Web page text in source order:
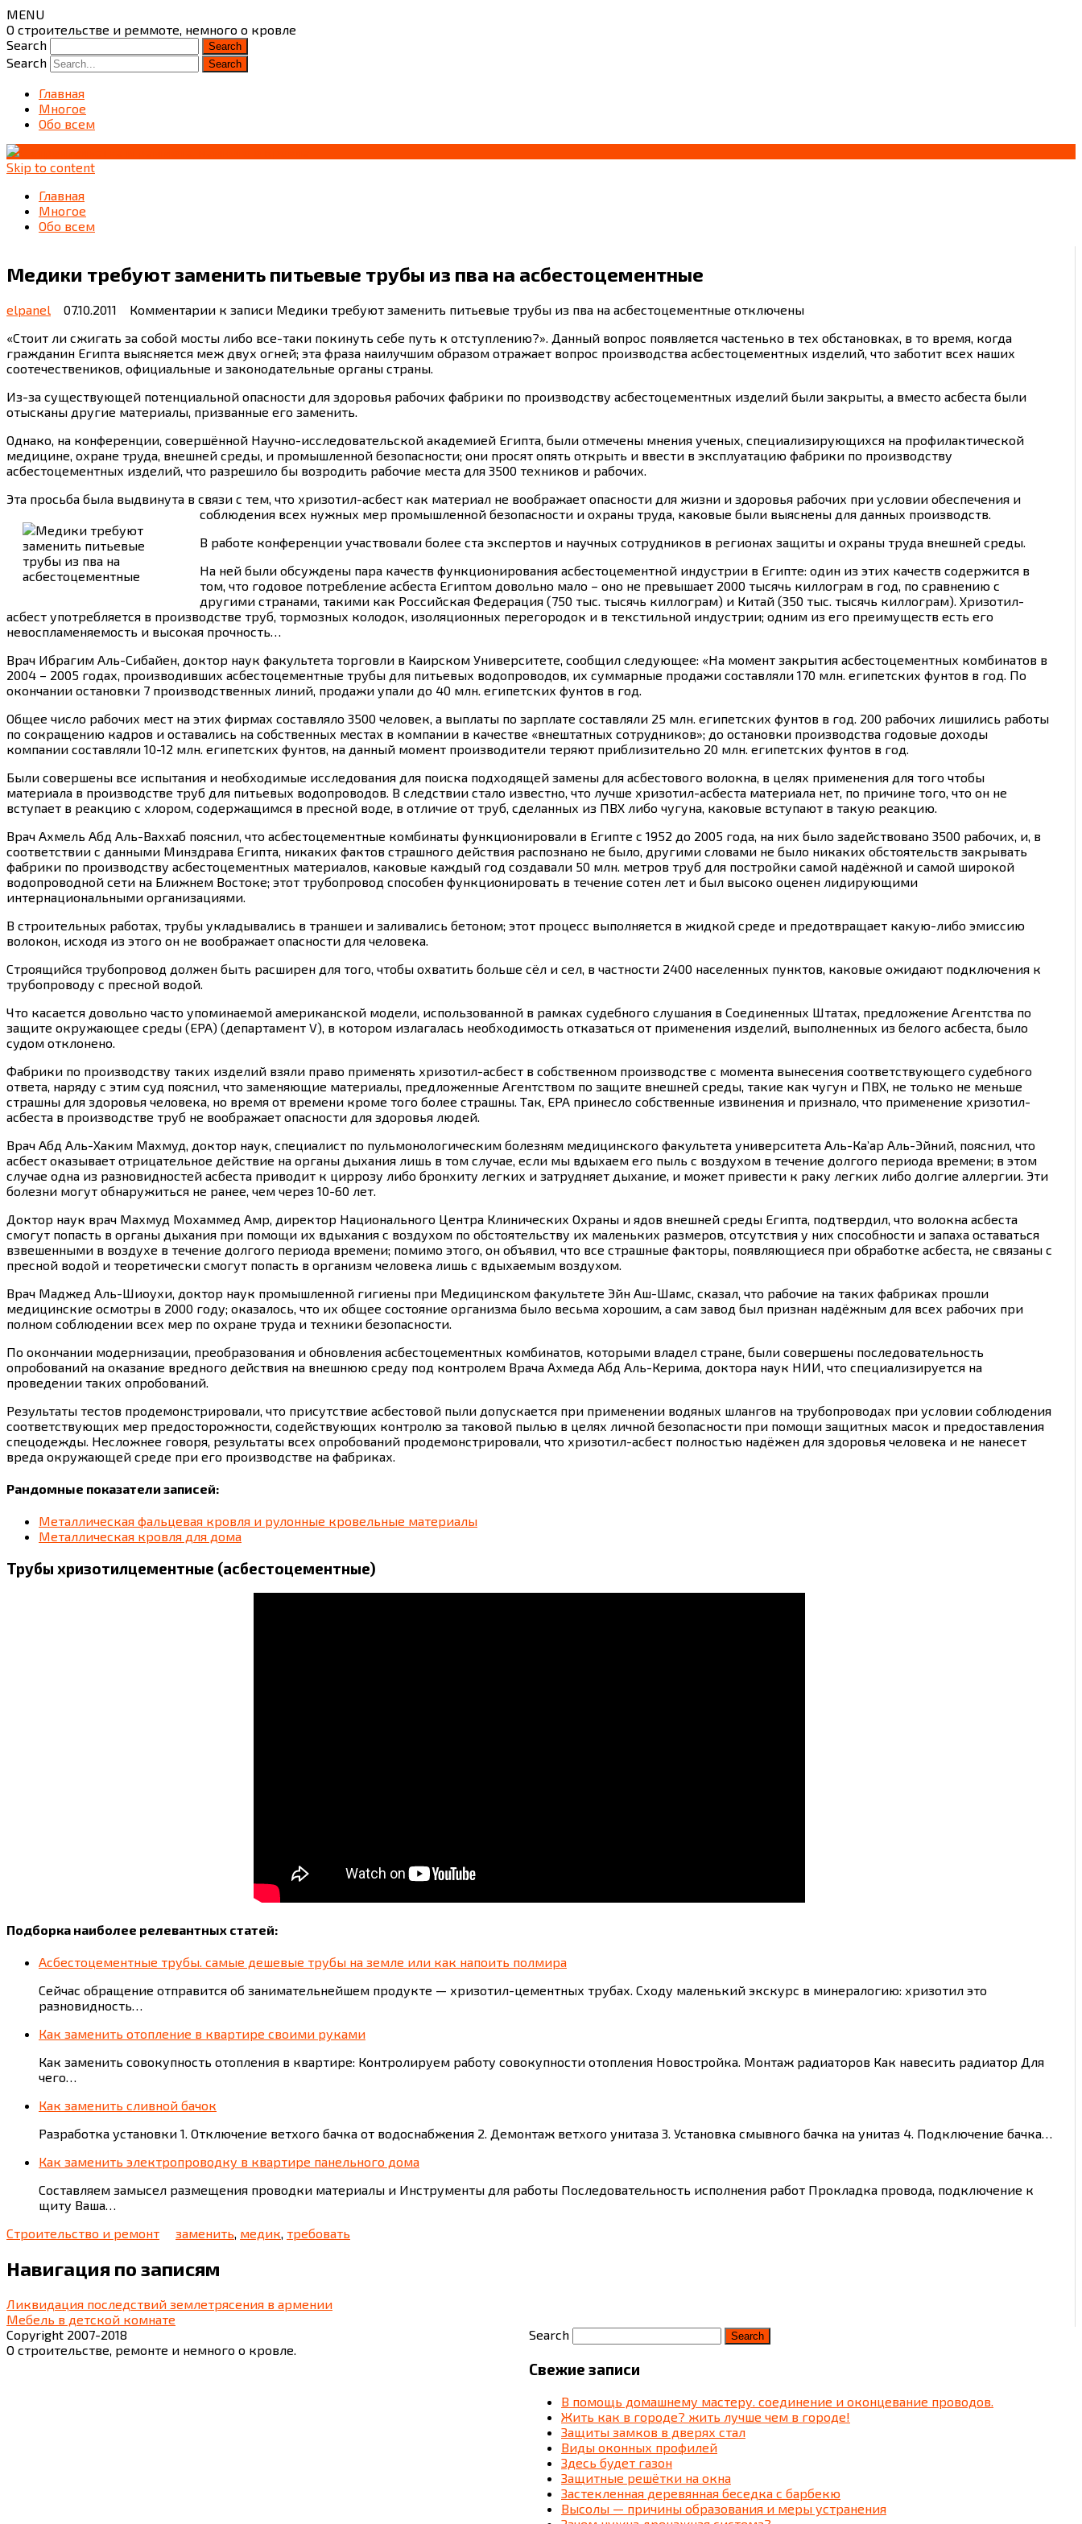
MENU
О строительстве и реммоте, немного о кровле
Search
Search
Главная
Многое
Обо всем
Skip to content
Главная
Многое
Обо всем
Медики требуют заменить питьевые трубы из пва на асбестоцементные
elpanel 07.10.2011 Комментарии к записи Медики требуют заменить питьевые трубы из пва на асбестоцементные отключены
«Стоит ли сжигать за собой мосты либо все-таки покинуть себе путь к отступлению?». Данный вопрос появляется частенько в тех обстановках, в то время, когда
гражданин Египта выясняется меж двух огней; эта фраза наилучшим образом отражает вопрос производства асбестоцементных изделий, что заботит всех наших
соотечествеников, официальные и законодательные органы страны.
Из-за существующей потенциальной опасности для здоровья рабочих фабрики по производству асбестоцементных изделий были закрыты, а вместо асбеста были
отысканы другие материалы, призванные его заменить.
Однако, на конференции, совершённой Научно-исследовательской академией Египта, были отмечены мнения ученых, специализирующихся на профилактической
медицине, охране труда, внешней среды, и промышленной безопасности; они просят опять открыть и ввести в эксплуатацию фабрики по производству
асбестоцементных изделий, что разрешило бы возродить рабочие места для 3500 техников и рабочих.
Эта просьба была выдвинута в связи с тем, что хризотил-асбест как материал не воображает опасности для жизни и здоровья рабочих при условии обеспечения и
соблюдения всех нужных мер промышленной безопасности и охраны труда, каковые были выяснены для данных производств.
В работе конференции участвовали более ста экспертов и научных сотрудников в регионах защиты и охраны труда внешней среды.
На ней были обсуждены пара качеств функционирования асбестоцементной индустрии в Египте: один из этих качеств содержится в
том, что годовое потребление асбеста Египтом довольно мало – оно не превышает 2000 тысячь киллограм в год, по сравнению с
другими странами, такими как Российская Федерация (750 тыс. тысячь киллограм) и Китай (350 тыс. тысячь киллограм). Хризотил-
асбест употребляется в производстве труб, тормозных колодок, изоляционных перегородок и в текстильной индустрии; одним из его преимуществ есть его
невоспламеняемость и высокая прочность…
Врач Ибрагим Аль-Сибайен, доктор наук факультета торговли в Каирском Университете, сообщил следующее: «На момент закрытия асбестоцементных комбинатов в
2004 – 2005 годах, производивших асбестоцементные трубы для питьевых водопроводов, их суммарные продажи составляли 170 млн. египетских фунтов в год. По
окончании остановки 7 производственных линий, продажи упали до 40 млн. египетских фунтов в год.
Общее число рабочих мест на этих фирмах составляло 3500 человек, а выплаты по зарплате составляли 25 млн. египетских фунтов в год. 200 рабочих лишились работы
по сокращению кадров и оставались на собственных местах в компании в качестве «внештатных сотрудников»; до остановки производства годовые доходы
компании составляли 10-12 млн. египетских фунтов, на данный момент производители теряют приблизительно 20 млн. египетских фунтов в год.
Были совершены все испытания и необходимые исследования для поиска подходящей замены для асбестового волокна, в целях применения для того чтобы
материала в производстве труб для питьевых водопроводов. В следствии стало известно, что лучше хризотил-асбеста материала нет, по причине того, что он не
вступает в реакцию с хлором, содержащимся в пресной воде, в отличие от труб, сделанных из ПВХ либо чугуна, каковые вступают в такую реакцию.
Врач Ахмель Абд Аль-Ваххаб пояснил, что асбестоцементные комбинаты функционировали в Египте с 1952 до 2005 года, на них было задействовано 3500 рабочих, и, в
соответствии с данными Минздрава Египта, никаких фактов страшного действия распознано не было, другими словами не было никаких обстоятельств закрывать
фабрики по производству асбестоцементных материалов, каковые каждый год создавали 50 млн. метров труб для постройки самой надёжной и самой широкой
водопроводной сети на Ближнем Востоке; этот трубопровод способен функционировать в течение сотен лет и был высоко оценен лидирующими
интернациональными организациями.
В строительных работах, трубы укладывались в траншеи и заливались бетоном; этот процесс выполняется в жидкой среде и предотвращает какую-либо эмиссию
волокон, исходя из этого он не воображает опасности для человека.
Строящийся трубопровод должен быть расширен для того, чтобы охватить больше сёл и сел, в частности 2400 населенных пунктов, каковые ожидают подключения к
трубопроводу с пресной водой.
Что касается довольно часто упоминаемой американской модели, использованной в рамках судебного слушания в Соединенных Штатах, предложение Агентства по
защите окружающее среды (EPA) (департамент V), в котором излагалась необходимость отказаться от применения изделий, выполненных из белого асбеста, было
судом отклонено.
Фабрики по производству таких изделий взяли право применять хризотил-асбест в собственном производстве с момента вынесения соответствующего судебного
ответа, наряду с этим суд пояснил, что заменяющие материалы, предложенные Агентством по защите внешней среды, такие как чугун и ПВХ, не только не меньше
страшны для здоровья человека, но время от времени кроме того более страшны. Так, EPA принесло собственные извинения и признало, что применение хризотил-
асбеста в производстве труб не воображает опасности для здоровья людей.
Врач Абд Аль-Хаким Махмуд, доктор наук, специалист по пульмонологическим болезням медицинского факультета университета Аль-Ка’ар Аль-Эйний, пояснил, что
асбест оказывает отрицательное действие на органы дыхания лишь в том случае, если мы вдыхаем его пыль с воздухом в течение долгого периода времени; в этом
случае одна из разновидностей асбеста приводит к циррозу либо бронхиту легких и затрудняет дыхание, и может привести к раку легких либо долгие аллергии. Эти
болезни могут обнаружиться не ранее, чем через 10-60 лет.
Доктор наук врач Махмуд Мохаммед Амр, директор Национального Центра Клинических Охраны и ядов внешней среды Египта, подтвердил, что волокна асбеста
смогут попасть в органы дыхания при помощи их вдыхания с воздухом по обстоятельству их маленьких размеров, отсутствия у них способности и запаха оставаться
взвешенными в воздухе в течение долгого периода времени; помимо этого, он объявил, что все страшные факторы, появляющиеся при обработке асбеста, не связаны с
пресной водой и теоретически смогут попасть в организм человека лишь с вдыхаемым воздухом.
Врач Маджед Аль-Шиоухи, доктор наук промышленной гигиены при Медицинском факультете Эйн Аш-Шамс, сказал, что рабочие на таких фабриках прошли
медицинские осмотры в 2000 году; оказалось, что их общее состояние организма было весьма хорошим, а сам завод был признан надёжным для всех рабочих при
полном соблюдении всех мер по охране труда и техники безопасности.
По окончании модернизации, преобразования и обновления асбестоцементных комбинатов, которыми владел стране, были совершены последовательность
опробований на оказание вредного действия на внешнюю среду под контролем Врача Ахмеда Абд Аль-Керима, доктора наук НИИ, что специализируется на
проведении таких опробований.
Результаты тестов продемонстрировали, что присутствие асбестовой пыли допускается при применении водяных шлангов на трубопроводах при условии соблюдения
соответствующих мер предосторожности, содействующих контролю за таковой пылью в целях личной безопасности при помощи защитных масок и предоставления
спецодежды. Несложнее говоря, результаты всех опробований продемонстрировали, что хризотил-асбест полностью надёжен для здоровья человека и не нанесет
вреда окружающей среде при его производстве на фабриках.
Рандомные показатели записей:
Металлическая фальцевая кровля и рулонные кровельные материалы
Металлическая кровля для дома
Трубы хризотилцементные (асбестоцементные)
Подборка наиболее релевантных статей:
Асбестоцементные трубы. самые дешевые трубы на земле или как напоить полмира
Сейчас обращение отправится об занимательнейшем продукте — хризотил-цементных трубах. Сходу маленький экскурс в минералогию: хризотил это
разновидность…
Как заменить отопление в квартире своими руками
Как заменить совокупность отопления в квартире: Контролируем работу совокупности отопления Новостройка. Монтаж радиаторов Как навесить радиатор Для
чего…
Как заменить сливной бачок
Разработка установки 1. Отключение ветхого бачка от водоснабжения 2. Демонтаж ветхого унитаза 3. Установка смывного бачка на унитаз 4. Подключение бачка…
Как заменить электропроводку в квартире панельного дома
Составляем замысел размещения проводки материалы и Инструменты для работы Последовательность исполнения работ Прокладка провода, подключение к
щиту Ваша…
Строительство и ремонт
заменить, медик, требовать
Навигация по записям
Ликвидация последствий землетрясения в армении
Мебель в детской комнате
Search
Свежие записи
В помощь домашнему мастеру. соединение и оконцевание проводов.
Жить как в городе? жить лучше чем в городе!
Защиты замков в дверях стал
Виды оконных профилей
Здесь будет газон
Защитные решётки на окна
Застекленная деревянная беседка c барбекю
Высолы — причины образования и меры устранения
Copyright 2007-2018
О строительстве, ремонте и немного о кровле.